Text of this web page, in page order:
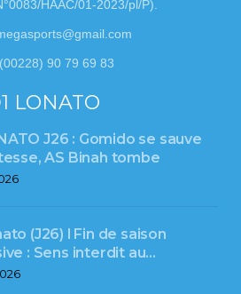
HAAC/01-2023/pl/P).
90 79 69 83
LONATO
J26 : Gomido se sauve
AS Binah tombe
(J26) l Fin de saison
: Sens interdit au…